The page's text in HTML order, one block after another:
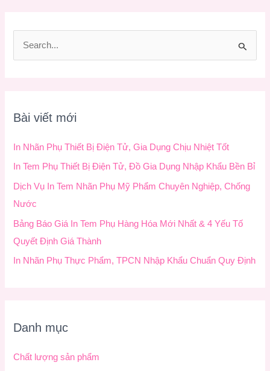
m
:
Bài viết mới
In Nhãn Phụ Thiết Bị Điện Tử, Gia Dụng Chịu Nhiệt Tốt
In Tem Phụ Thiết Bị Điện Tử, Đồ Gia Dụng Nhập Khẩu Bền Bỉ
Dịch Vụ In Tem Nhãn Phụ Mỹ Phẩm Chuyên Nghiệp, Chống
Nước
Bảng Báo Giá In Tem Phụ Hàng Hóa Mới Nhất & 4 Yếu Tố
Quyết Định Giá Thành
In Nhãn Phụ Thực Phẩm, TPCN Nhập Khẩu Chuẩn Quy Định
Danh mục
Chất lượng sản phẩm